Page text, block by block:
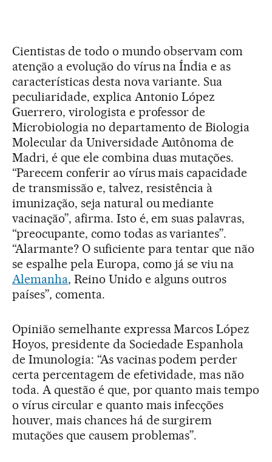
Cientistas de todo o mundo observam com
atenção a evolução do vírus na Índia e as
características desta nova variante. Sua
peculiaridade, explica Antonio López
Guerrero, virologista e professor de
Microbiologia no departamento de Biologia
Molecular da Universidade Autônoma de
Madri, é que ele combina duas mutações.
“Parecem conferir ao vírus mais capacidade
de transmissão e, talvez, resistência à
imunização, seja natural ou mediante
vacinação”, afirma. Isto é, em suas palavras,
“preocupante, como todas as variantes”.
“Alarmante? O suficiente para tentar que não
se espalhe pela Europa, como já se viu na
Alemanha, Reino Unido e alguns outros
países”, comenta.
Opinião semelhante expressa Marcos López
Hoyos, presidente da Sociedade Espanhola
de Imunologia: “As vacinas podem perder
certa percentagem de efetividade, mas não
toda. A questão é que, por quanto mais tempo
o vírus circular e quanto mais infecções
houver, mais chances há de surgirem
mutações que causem problemas”.